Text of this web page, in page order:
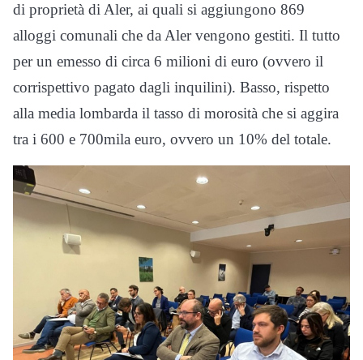
di proprietà di Aler, ai quali si aggiungono 869
alloggi comunali che da Aler vengono gestiti. Il tutto
per un emesso di circa 6 milioni di euro (ovvero il
corrispettivo pagato dagli inquilini). Basso, rispetto
alla media lombarda il tasso di morosità che si aggira
tra i 600 e 700mila euro, ovvero un 10% del totale.